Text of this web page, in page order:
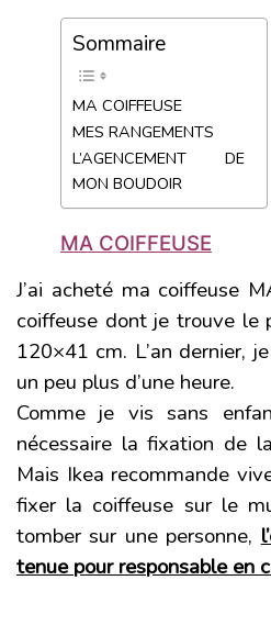
Sommaire
MA COIFFEUSE
MES RANGEMENTS
L’AGENCEMENT DE
MON BOUDOIR
MA COIFFEUSE
J’ai acheté ma coiffeuse
coiffeuse dont je trouve le
120×41 cm. L’an dernier,
un peu plus d’une heure.
Comme je vis sans
nécessaire la fixation de
Mais Ikea recommande
fixer la coiffeuse sur le
tomber sur une personne,
tenue pour responsable en